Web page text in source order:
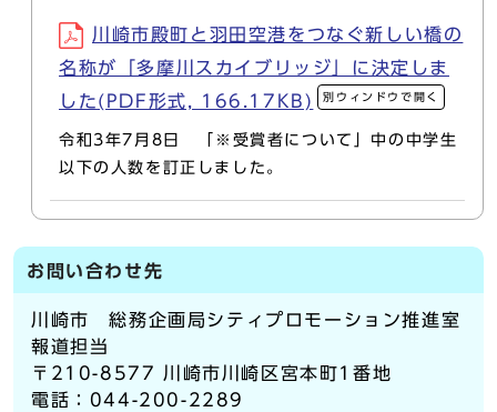
川崎市殿町と羽田空港をつなぐ新しい橋の
名称が「多摩川スカイブリッジ」に決定しま
した(PDF形式, 166.17KB)
別ウィンドウで開く
令和3年7月8日 「※受賞者について」中の中学生
以下の人数を訂正しました。
お問い合わせ先
川崎市 総務企画局シティプロモーション推進室
報道担当
〒210-8577 川崎市川崎区宮本町1番地
電話：044-200-2289